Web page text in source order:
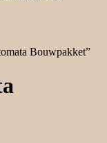
Bouwpakket”